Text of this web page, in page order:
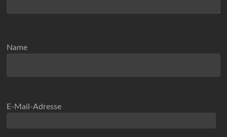
Name
E-Mail-Adresse